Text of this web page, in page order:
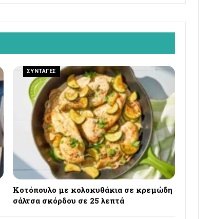
ΣΥΝΤΑΓΕΣ
Κοτόπουλο με κολοκυθάκια σε κρεμώδη
σάλτσα σκόρδου σε 25 λεπτά